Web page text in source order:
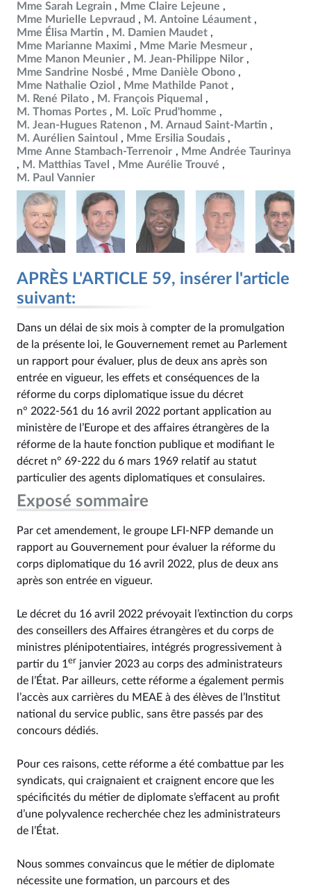
Mme Sarah Legrain
Mme Claire Lejeune
Mme Murielle Lepvraud
M. Antoine Léaument
Mme Élisa Martin
M. Damien Maudet
Mme Marianne Maximi
Mme Marie Mesmeur
Mme Manon Meunier
M. Jean-Philippe Nilor
Mme Sandrine Nosbé
Mme Danièle Obono
Mme Nathalie Oziol
Mme Mathilde Panot
M. René Pilato
M. François Piquemal
M. Thomas Portes
M. Loïc Prud'homme
M. Jean-Hugues Ratenon
M. Arnaud Saint-Martin
M. Aurélien Saintoul
Mme Ersilia Soudais
Mme Anne Stambach-Terrenoir
Mme Andrée Taurinya
M. Matthias Tavel
Mme Aurélie Trouvé
M. Paul Vannier
APRÈS L'ARTICLE 59, insérer l'article
suivant:
Dans un délai de six mois à compter de la promulgation
de la présente loi, le Gouvernement remet au Parlement
un rapport pour évaluer, plus de deux ans après son
entrée en vigueur, les effets et conséquences de la
réforme du corps diplomatique issue du décret
n° 2022‑561 du 16 avril 2022 portant application au
ministère de l’Europe et des affaires étrangères de la
réforme de la haute fonction publique et modifiant le
décret n° 69‑222 du 6 mars 1969 relatif au statut
particulier des agents diplomatiques et consulaires.
Exposé sommaire
Par cet amendement, le groupe LFI-NFP demande un
rapport au Gouvernement pour évaluer la réforme du
corps diplomatique du 16 avril 2022, plus de deux ans
après son entrée en vigueur.
Le décret du 16 avril 2022 prévoyait l’extinction du corps
des conseillers des Affaires étrangères et du corps de
ministres plénipotentiaires, intégrés progressivement à
partir du 1 er janvier 2023 au corps des administrateurs
de l’État. Par ailleurs, cette réforme a également permis
l’accès aux carrières du MEAE à des élèves de l’Institut
national du service public, sans être passés par des
concours dédiés.
Pour ces raisons, cette réforme a été combattue par les
syndicats, qui craignaient et craignent encore que les
spécificités du métier de diplomate s’effacent au profit
d’une polyvalence recherchée chez les administrateurs
de l’État.
Nous sommes convaincus que le métier de diplomate
nécessite une formation, un parcours et des